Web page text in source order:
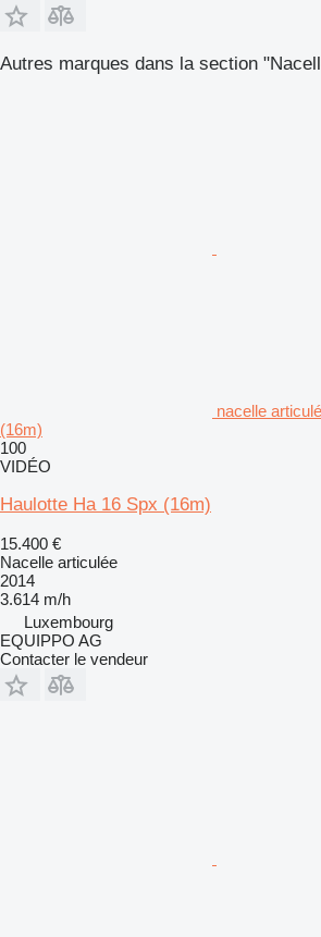
Autres marques dans la section
nacelle
(16m)
100
VIDÉO
Haulotte Ha 16 Spx (16m)
15.400 €
Nacelle articulée
2014
3.614 m/h
Luxembourg
EQUIPPO AG
Contacter le vendeur